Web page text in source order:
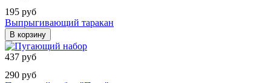
195 руб
Выпрыгивающий таракан
В корзину
437 руб
290 руб